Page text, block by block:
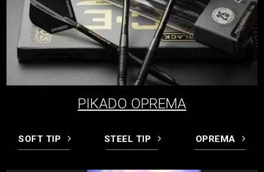
PIKADO OPREMA
SOFT TIP STEEL TIP OPREMA